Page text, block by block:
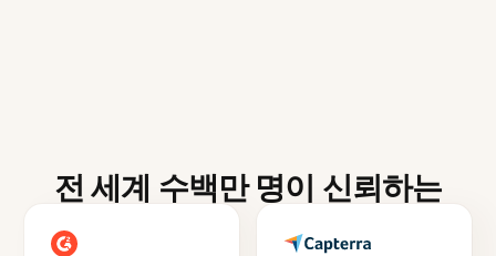
전 세계 수백만 명이 신뢰하는